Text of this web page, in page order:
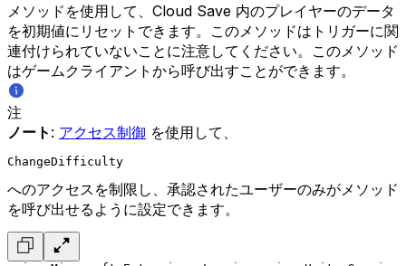
メソッドを使用して、Cloud Save 内のプレイヤーのデータ
を初期値にリセットできます。このメソッドはトリガーに関
連付けられていないことに注意してください。このメソッド
はゲームクライアントから呼び出すことができます。
注
ノート : アクセス制御 を使用して、
ChangeDifficulty
へのアクセスを制限し、承認されたユーザーのみがメソッド
を呼び出せるように設定できます。